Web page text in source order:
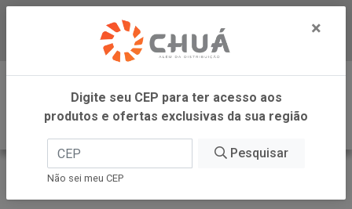
Baixe já nosso APP
0
INÍCIO
LINEA ALIMENTOS
×
Digite seu CEP para ter acesso aos
produtos e ofertas exclusivas da sua região
Pesquisar
Não sei meu CEP